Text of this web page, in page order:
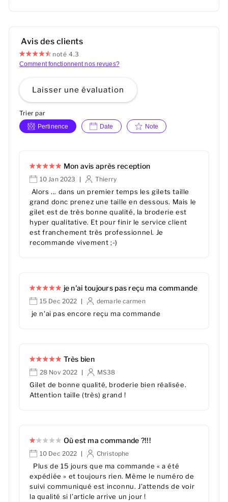
Avis des clients
noté 4.3
Comment fonctionnent nos revues?
Laisser une évaluation
Trier par
Pertinence Date Note
Mon avis après reception
10 Jan 2023 | Thierry
Alors ... dans un premier temps les gilets taille
grand donc prenez une taille en dessous. Mais le
gilet est de très bonne qualité, la broderie est
hyper qualitative. Et pour finir le service client
est franchement très professionnel. Je
recommande vivement ;-)
je n'ai toujours pas reçu ma commande
15 Dec 2022 | demarle carmen
je n'ai pas encore reçu ma commande
Très bien
28 Nov 2022 | MS38
Gilet de bonne qualité, broderie bien réalisée.
Attention taille (très) grand !
Où est ma commande ?!!!
10 Dec 2022 | Christophe
Plus de 15 jours que ma commande « a été
expédiée » et toujours rien. Même le numéro de
suivi communiqué est inconnu. J’attends de voir
la qualité si l’article arrive un jour !